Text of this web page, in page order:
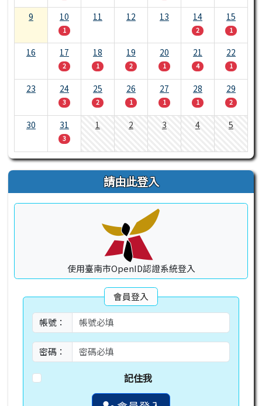
9 10
1
11 12 13 14
2
15
1
16 17
2
18
1
19
2
20
1
21
4
22
1
23 24
3
25
2
26
1
27
1
28
1
29
2
30 31
3
1 2 3 4 5
請由此登入
使用臺南市OpenID認證系統登入
會員登入
帳號：
密碼：
記住我